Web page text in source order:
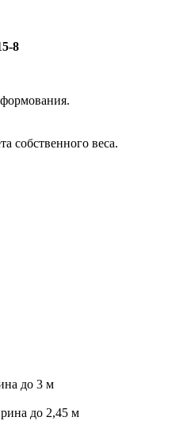
8
собственного веса.
до 3 м
до 2,45 м